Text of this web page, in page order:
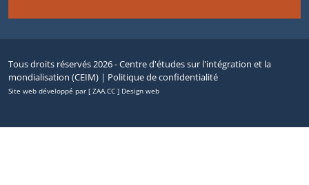
Tous droits réservés 2026 - Centre d'études sur l'intégration et la
mondialisation (CEIM) | Politique de confidentialité
Site web développé par [ ZAA.CC ] Design web